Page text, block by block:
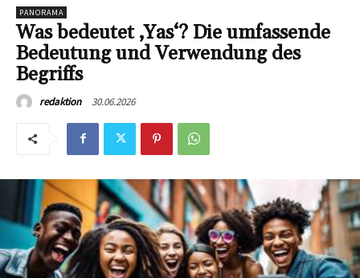
PANORAMA
Was bedeutet ‚Yas‘? Die umfassende
Bedeutung und Verwendung des
Begriffs
redaktion 30.06.2026